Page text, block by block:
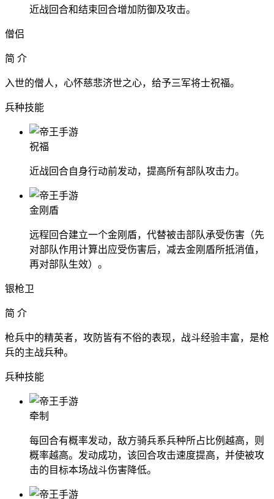
近战回合和结束回合增加防御及攻击。
僧侣
简 介
入世的僧人，心怀慈悲济世之心，给予三军将士祝福。
兵种技能
祝福
近战回合自身行动前发动，提高所有部队攻击力。
金刚盾
远程回合建立一个金刚盾，代替被击部队承受伤害（先
对部队作用计算出应受伤害后，减去金刚盾所抵消值，
再对部队生效）。
银枪卫
简 介
枪兵中的精英者，攻防皆有不俗的表现，战斗经验丰富，是枪
兵的主战兵种。
兵种技能
牵制
每回合有概率发动，敌方骑兵系兵种所占比例越高，则
概率越高。发动成功，该回合攻击速度提高，并使被攻
击的目标本场战斗伤害降低。